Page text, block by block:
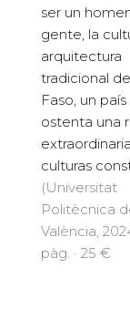
ser un
gente, la
arquitectura
tradicional
Faso, un
ostenta una
culturas
(Universitat
Politècnica
València,
pàg. · 25 €